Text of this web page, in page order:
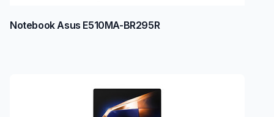
Notebook Asus E510MA-BR295R